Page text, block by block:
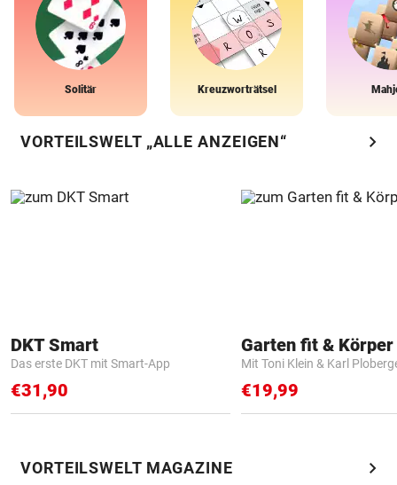
Solitär Kreuzworträtsel
VORTEILSWELT „ALLE ANZEIGEN“ chevron_right
DKT Smart
Das erste DKT mit Smart-App
€31,90
Garten fit &
Mit Toni Klein & Karl
€19,99
VORTEILSWELT MAGAZINE chevron_right